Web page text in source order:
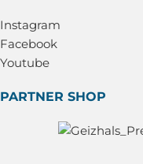
Instagram
Facebook
Youtube
PARTNER SHOP